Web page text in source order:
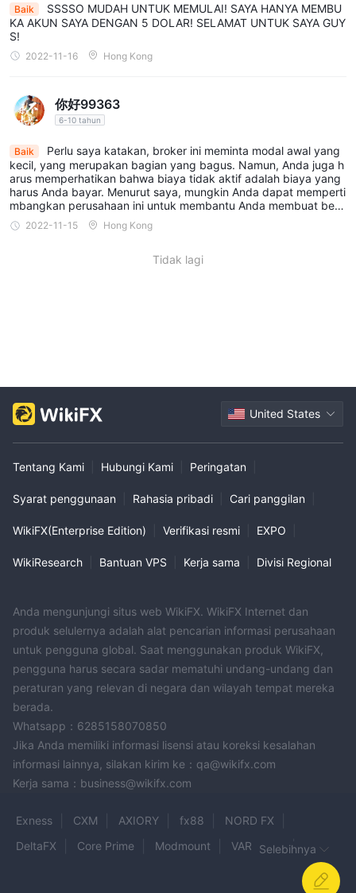
Baik
SSSSO MUDAH UNTUK MEMULAI! SAYA HANYA MEMBU
KA AKUN SAYA DENGAN 5 DOLAR! SELAMAT UNTUK SAYA GUY
S!
2022-11-16 Hong Kong
你好99363
6-10 tahun
Baik
Perlu saya katakan, broker ini meminta modal awal yang
kecil, yang merupakan bagian yang bagus. Namun, Anda juga h
arus memperhatikan bahwa biaya tidak aktif adalah biaya yang
harus Anda bayar. Menurut saya, mungkin Anda dapat memperti
mbangkan perusahaan ini untuk membantu Anda membuat beb
erapa keputusan keuangan.
2022-11-15 Hong Kong
Tidak lagi
United States
Tentang Kami Hubungi Kami Peringatan
Syarat penggunaan Rahasia pribadi Cari panggilan
WikiFX(Enterprise Edition) Verifikasi resmi EXPO
WikiResearch Bantuan VPS Kerja sama Divisi Regional
Anda mengunjungi situs web WikiFX. WikiFX Internet dan
produk selulernya adalah alat pencarian informasi perusahaan
untuk pengguna global. Saat menggunakan produk WikiFX,
pengguna harus secara sadar mematuhi undang-undang dan
peraturan yang relevan di negara dan wilayah tempat mereka
berada.
Whatsapp：6285158070850
Jika Anda memiliki informasi lisensi atau koreksi kesalahan
informasi lainnya, silakan kirim ke：qa@wikifx.com
Kerja sama：business@wikifx.com
Exness CXM AXIORY fx88
NORD FX
DeltaFX
Core Prime Modmount
VARIANSESelebihnya